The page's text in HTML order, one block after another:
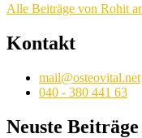
Alle Beiträge von Rohit
Kontakt
mail@osteovital.net
040 - 380 441 63
Neuste Beiträge